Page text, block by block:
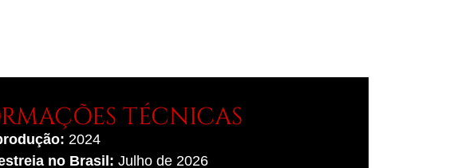
TÉCNICAS
2024
no Brasil: Julho de 2026